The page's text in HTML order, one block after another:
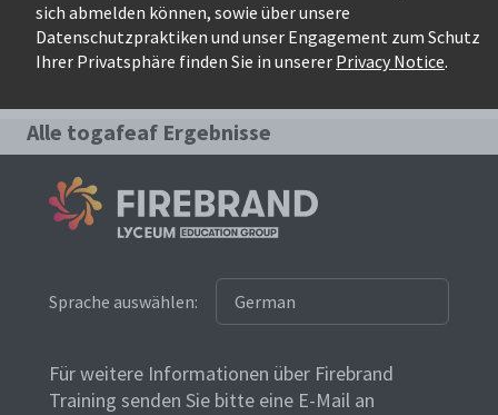
sich abmelden können, sowie über unsere
Datenschutzpraktiken und unser Engagement zum Schutz
Ihrer Privatsphäre finden Sie in unserer Privacy Notice.
Relevanteste Kurse für die Suche:
togafeaf
Alle togafeaf Ergebnisse
Sprache auswählen:
Für weitere Informationen über Firebrand
Training senden Sie bitte eine E-Mail an